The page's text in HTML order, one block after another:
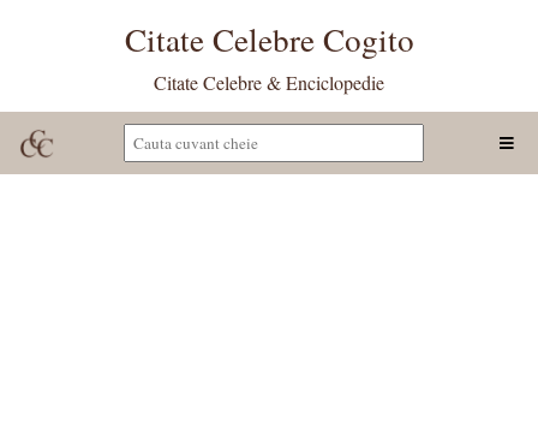
Citate Celebre Cogito
Citate Celebre & Enciclopedie